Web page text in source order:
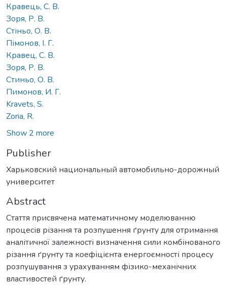
Кравець, С. В.
Зоря, Р. В.
Стіньо, О. В.
Пімонов, І. Г.
Кравец, С. В.
Зоря, Р. В.
Стиньо, О. В.
Пимонов, И. Г.
Kravets, S.
Zoria, R.
Show 2 more
Publisher
Харьковский национальный автомобильно-дорожный
университет
Abstract
Стаття присвячена математичному моделюванню
процесів різання та розпушення ґрунту для отримання
аналітичної залежності визначення сили комбінованого
різання ґрунту та коефіцієнта енергоємності процесу
розпушування з урахуванням фізико-механічних
властивостей ґрунту.